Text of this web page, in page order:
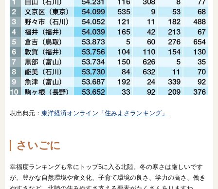
表出典元： 東洋経済オンライン「住みよさランキング」
さいごに
幸福度ランキングも常にトップ5に入る北陸。冬の寒さは厳しいです
が、豊かな自然環境や食文化、子育て環境の良さ、学力の高さ、働き